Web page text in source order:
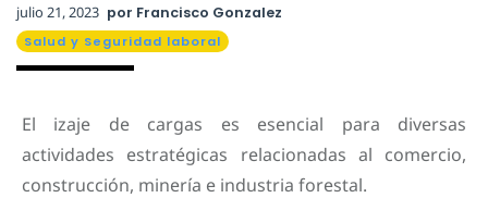
julio 21, 2023 por Francisco Gonzalez
Salud y Seguridad laboral
El izaje de cargas es esencial para diversas
actividades estratégicas relacionadas al comercio,
construcción, minería e industria forestal.